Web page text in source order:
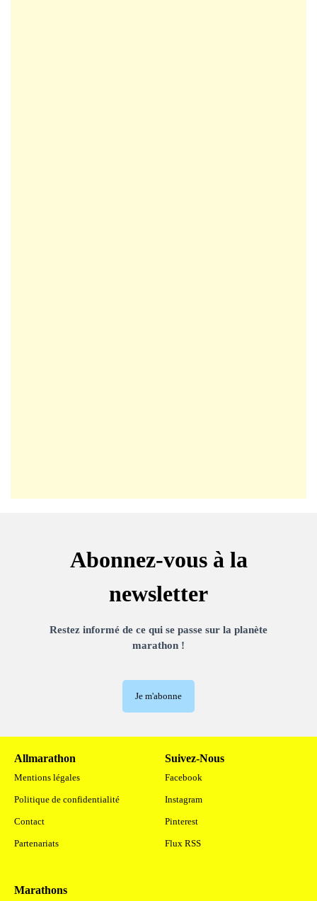
Abonnez-vous à la
newsletter
Restez informé de ce qui se passe sur la planète
marathon !
Je m'abonne
Allmarathon
Mentions légales
Politique de confidentialité
Contact
Partenariats
Suivez-Nous
Facebook
Instagram
Pinterest
Flux RSS
Marathons